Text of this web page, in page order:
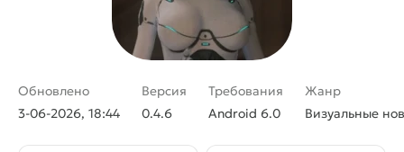
Обновлено
3-06-2026, 18:44
Версия
0.4.6
Требования
Android 6.0
Жанр
Визуальные